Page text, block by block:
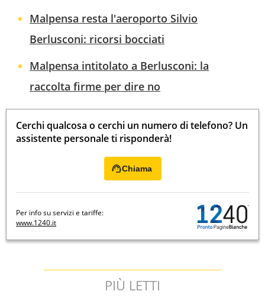
Malpensa resta l'aeroporto Silvio
Berlusconi: ricorsi bocciati
Malpensa intitolato a Berlusconi: la
raccolta firme per dire no
Cerchi qualcosa o cerchi un numero di telefono? Un
assistente personale ti risponderà!
Chiama
Per info su servizi e tariffe:
www.1240.it
PIÙ LETTI